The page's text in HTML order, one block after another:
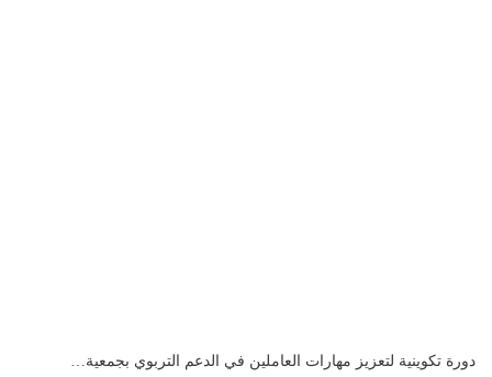
دورة تكوينية لتعزيز مهارات العاملين في الدعم التربوي بجمعية…